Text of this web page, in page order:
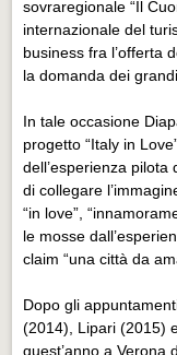
sovraregionale “Il
internazionale del
business fra l’offerta
la domanda dei
In tale occasione
progetto “Italy in
dell’esperienza pilota
di collegare
“in love”,
le mosse
claim “una città da
Dopo gli
(2014), Lipari (2015)
quest’anno a Verona